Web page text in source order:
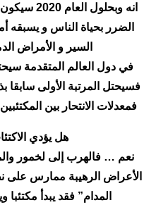
انه
الضرر بحياة الناس و
السير و الأمراض
في دول العالم المتقدمة
فسيحتل المرتبة الأولى
فمعدلات الانتحار بين
هل يؤدي
نعم … فالهرب إلى لخمور
الأعراض الرهيبة ممارس على
المدام” فقد يبدأ مكتئبا